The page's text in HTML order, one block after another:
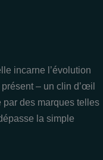
incarne l’évolution
– un clin d’œil
par des marques telles
la simple